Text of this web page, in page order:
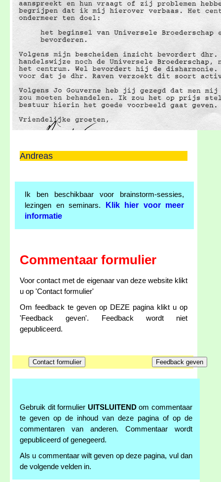
Andreas
Ik ben beschikbaar voor brainstorm-sessies,
lezingen en seminars.
Klik hier voor meer
informatie
Commentaar formulier
Voor contact met de eigenaar van deze website klikt
u op 'Contact formulier'
Om feedback te geven op DEZE pagina klikt u op
'Feedback geven'. Feedback wordt niet
gepubliceerd.
Gebruik dit formulier UITSLUITENDom commentaar
te geven op de inhoud van deze pagina of op de
commentaren van anderen. Commentaar wordt
gepubliceerd of genegeerd.
Als u commentaar wilt geven op deze pagina, vul dan
de volgende velden in.